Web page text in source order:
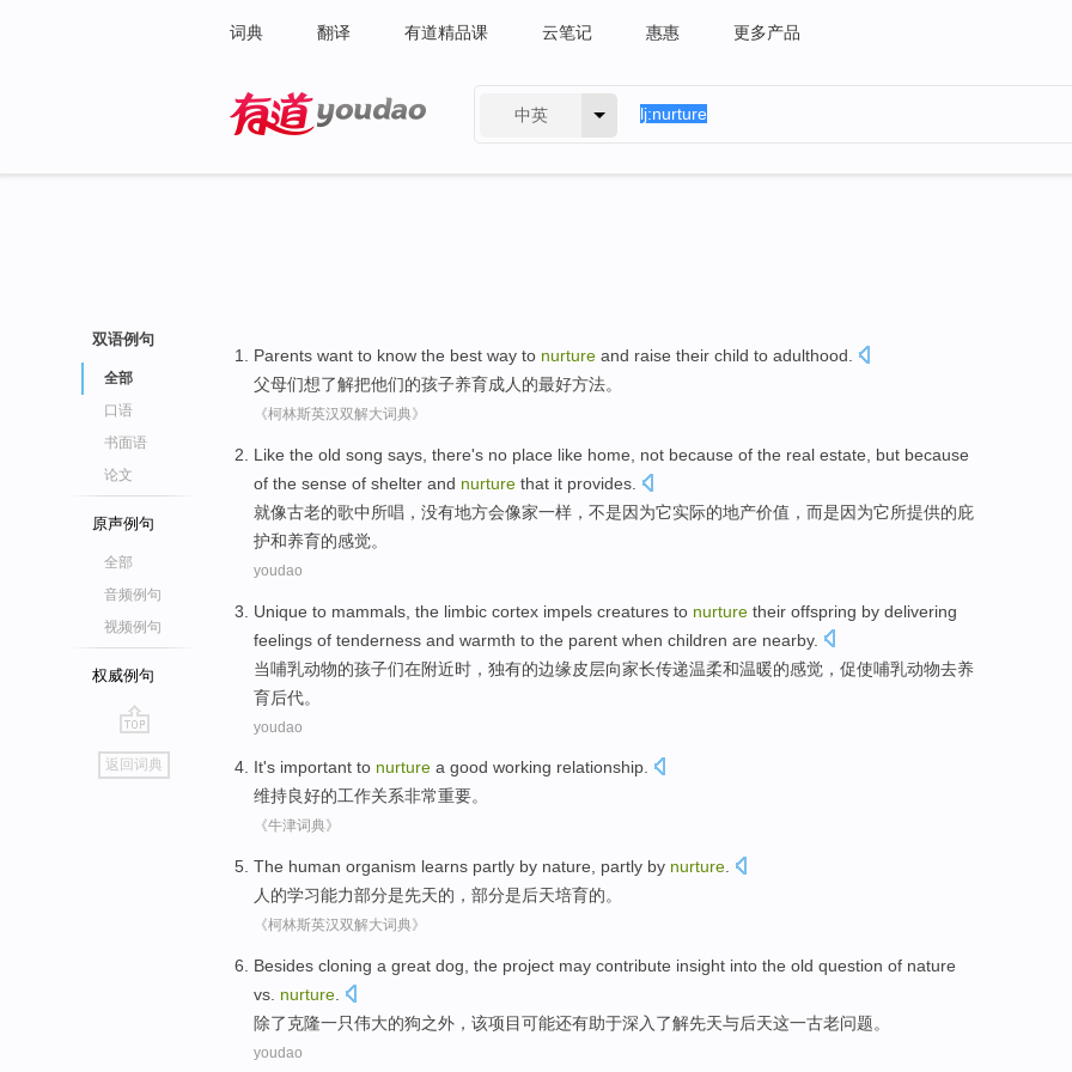
词典 翻译 有道精品课 云笔记 惠惠 更多产品
中英
双语例句
全部
口语
书面语
论文
原声例句
全部
音频例句
视频例句
权威例句
go
top
返回词典
Parents want to know the best way to nurture and raise their child to adulthood
父母们想了解把他们的孩子养育成人的最好方法。
《柯林斯英汉双解大词典》
Like the old song says, there's no place like home, not because of the real estate but because
of the sense of shelter and nurture that it provides
就像古老的歌中所唱， 没有地方会像家一样， 不是因为它实际的地产价值， 而是因为它所提供的庇
护和养育的感觉。
youdao
Unique to mammals the limbic cortex impels creatures to nurture their offspring by delivering
feelings of tenderness and warmth to the parent when children are nearby.
当哺乳动物的孩子们在附近时， 独有的边缘皮层向家长传递温柔和温暖的感觉 ，促使哺乳动物去养
育后代。
youdao
It's important to nurture a good working relationship.
维持良好的工作关系非常重要。
《牛津词典》
The human organism learns partly by nature , partly by nurture
人 的学习能力部分是先天的，部分是后天培育的。
《柯林斯英汉双解大词典》
Besides cloning a great dog the project may contribute insight into the old question of nature
vs. nurture
除了克隆一只伟大的狗之外， 该项目可能还有助于深入 了解先天与后天这一古老问题。
youdao